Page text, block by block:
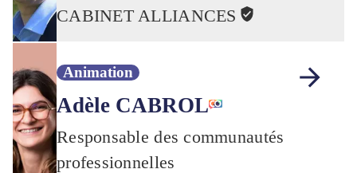
CABINET ALLIANCES
Animation
Adèle CABROL
Responsable des communautés
professionnelles